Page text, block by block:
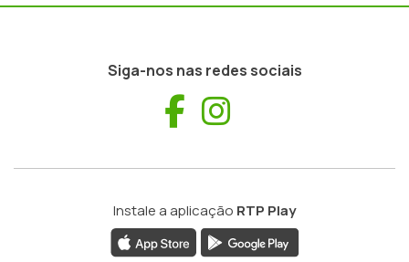
Siga-nos nas redes sociais
Facebook
Instale a aplicação RTP Play